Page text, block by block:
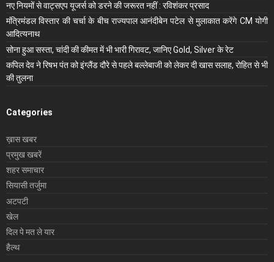
नए नियमों से वाट्सएप यूजर्स को डरने की जरूरत नहीं : रविशंकर प्रसाद
मंंत्रिमंडल विस्तार की चर्चा के बीच राज्यपाल आनंदीबेन पटेल से मुलाकात करेंगे CM योगी
आदित्यनाथ
सोना हुआ सस्ता, चांदी की कीमत में भी भारी गिरावट, जानिए Gold, Silver के रेट
कपिल देव ने रिषभ पंत को इंग्लैंड दौरे से पहले बल्लेबाजी को लेकर दी खास सलाह, रोहित से भी
की तुलना
Categories
ख़ास खबर
प्रमुख खबरें
शहर समाचार
सियासी तर्जुमा
अटपटी
खेल
दिल पे मत ले यार
हैल्थ